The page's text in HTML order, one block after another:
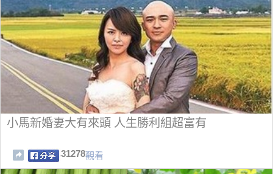
小馬新婚妻大有來頭 人生勝利組超富有
31278觀看